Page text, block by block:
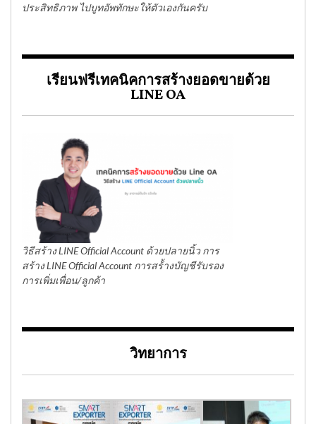
ประสิทธิภาพ ไปบูทอัพทักษะให้ตัวเองกันครับ
เรียนฟรีเทคนิคการสร้างยอดขายด้วย
LINE OA
วิธีสร้าง LINE Official Account ด้วยปลายนิ้ว การ
สร้าง LINE Official Account การสร้้างบัญชีรับรอง
การเพิ่มเพื่อน/ลูกค้า
วิทยาการ